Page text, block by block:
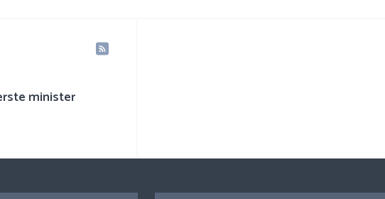
minister